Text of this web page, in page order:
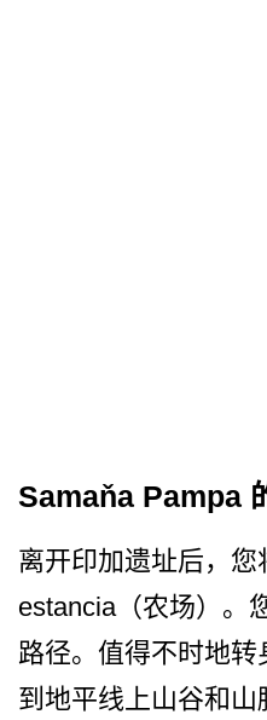
Samaňa Pampa
离开印加遗址后，您
estancia（农场）。
路径。值得不时地
到­地平线上山谷和山